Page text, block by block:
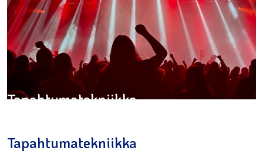
Tapahtumatekniikka
Tapahtumatekniikka